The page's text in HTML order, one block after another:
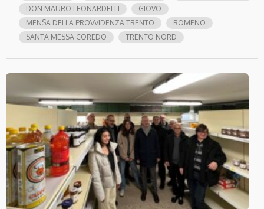
DON MAURO LEONARDELLI
GIOVO
MENSA DELLA PROVVIDENZA TRENTO
ROMENO
SANTA MESSA COREDO
TRENTO NORD